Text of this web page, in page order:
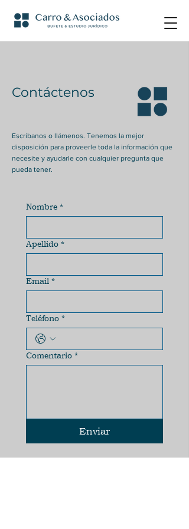
Contáctenos
Escríbanos o llámenos. Tenemos la mejor
disposición para proveerle toda la información que
necesite y ayudarle con cualquier pregunta que
pueda tener.
Nombre *
Apellido *
Email *
Teléfono *
Comentario *
Enviar